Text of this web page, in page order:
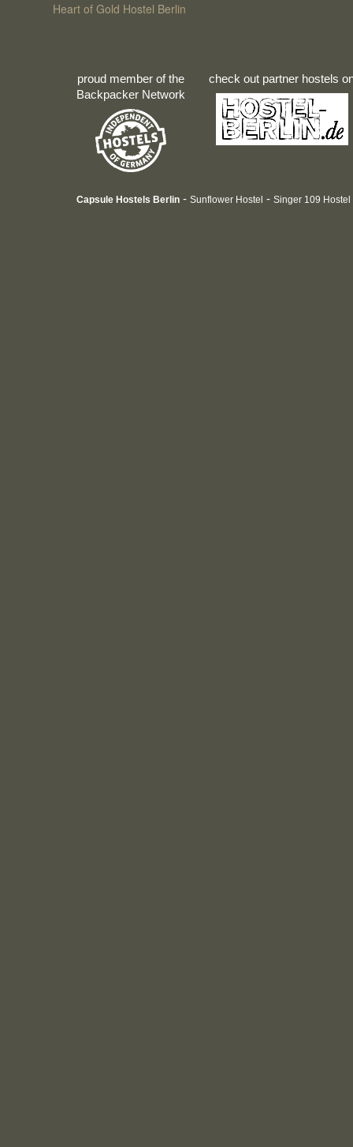
Heart of Gold Hostel Berlin
proud member of the
Backpacker Network
check out partner hostels
Capsule Hostels Berlin - Sunflower Hostel - Singer 109 Hostel